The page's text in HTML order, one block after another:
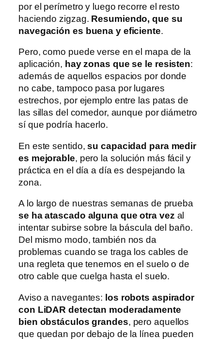
por el perímetro y luego recorre el resto
haciendo zigzag. Resumiendo, que su
navegación es buena y eficiente.
Pero, como puede verse en el mapa de la
aplicación, hay zonas que se le resisten:
además de aquellos espacios por donde
no cabe, tampoco pasa por lugares
estrechos, por ejemplo entre las patas de
las sillas del comedor, aunque por diámetro
sí que podría hacerlo.
En este sentido,su capacidad para medir
es mejorable, pero la solución más fácil y
práctica en el día a día es despejando la
zona.
A lo largo de nuestras semanas de prueba
se ha atascado alguna que otra vez al
intentar subirse sobre la báscula del baño.
Del mismo modo, también nos da
problemas cuando se traga los cables de
una regleta que tenemos en el suelo o de
otro cable que cuelga hasta el suelo.
Aviso a navegantes: los robots aspirador
con LiDAR detectan moderadamente
bien obstáculos grandes, pero aquellos
que quedan por debajo de la línea pueden